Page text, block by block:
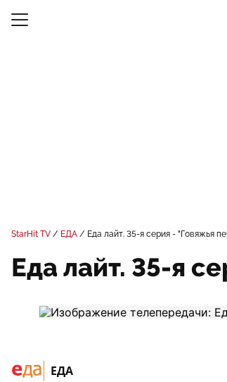
StarHit TV ЕДА Еда лайт. 35-я серия - "Говяжья
Еда лайт. 35-я
ЕДА